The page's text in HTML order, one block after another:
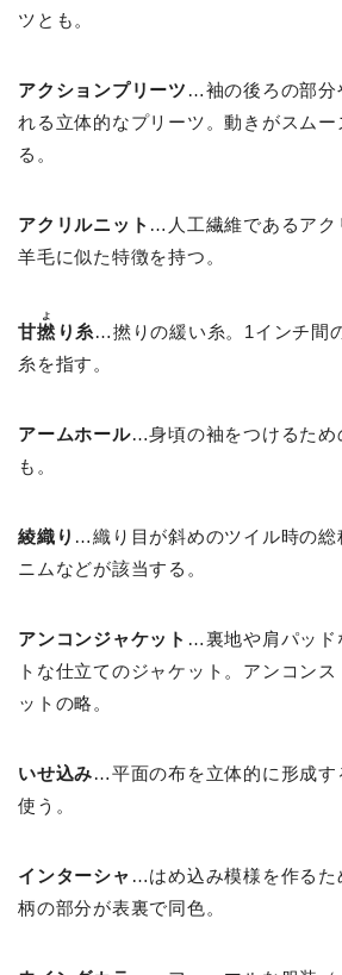
ツとも。
アクションプリーツ …袖の後ろの部分
れる立体的なプリーツ。動きがスム
る。
アクリルニット …人工繊維であるアク
羊毛に似た特徴を持つ。
甘撚
よ
り糸…撚りの緩い糸。1インチ間
糸を指す。
アームホール…身頃の袖をつけるため
も。
綾織り …織り目が斜めのツイル時の総
ニムなどが該当する。
アンコンジャケット …裏地や肩パッド
トな仕立てのジャケット。アンコン
ットの略。
いせ込み…平面の布を立体的に形成す
使う。
インターシャ …はめ込み模様を作るた
柄の部分が表裏で同色。